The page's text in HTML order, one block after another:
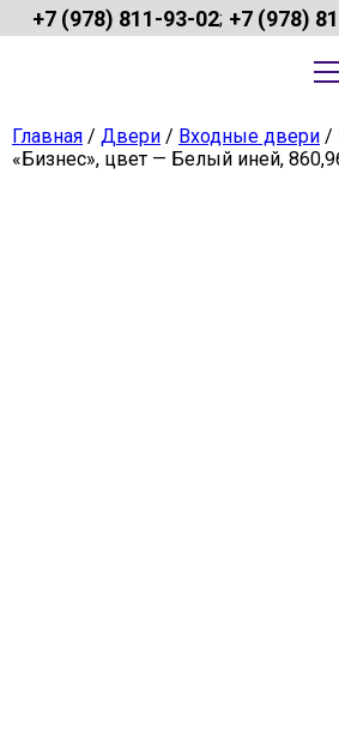
+7 (978) 811-93-02; +7 (978)
Главная / Двери / Входные двери /
«Бизнес», цвет — Белый иней,